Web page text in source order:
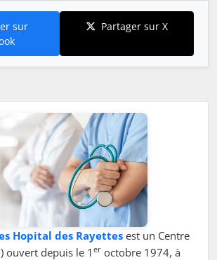
sur
Partager sur X
Hopital des Rayettes est un Centre
ouvert depuis le 1 er octobre 1974, à